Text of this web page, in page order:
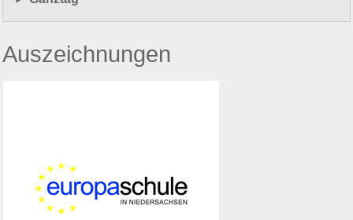
Auszeichnungen
Niedersachsen, da unseren
Schülerinnen und Schülern ein
umfassendes Wissen über Europa